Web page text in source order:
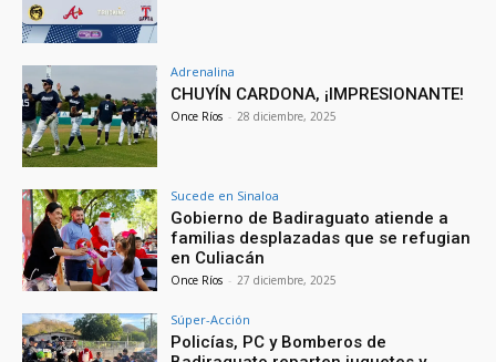
Adrenalina
CHUYÍN CARDONA, ¡IMPRESIONANTE!
Once Ríos - 28 diciembre, 2025
Sucede en Sinaloa
Gobierno de Badiraguato atiende a
familias desplazadas que se refugian
en Culiacán
Once Ríos - 27 diciembre, 2025
Súper-Acción
Policías, PC y Bomberos de